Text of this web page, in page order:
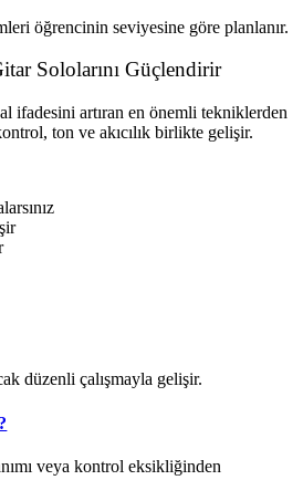
öğrencinin seviyesine göre planlanır.
Sololarını Güçlendirir
ifadesini artıran en önemli tekniklerden
ton ve akıcılık birlikte gelişir.
düzenli çalışmayla gelişir.
veya kontrol eksikliğinden